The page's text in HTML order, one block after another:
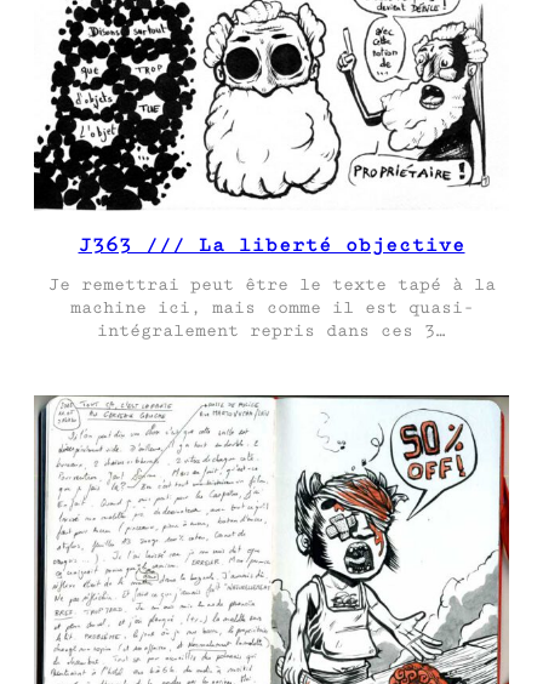
J363 /// La liberté objective
Je remettrai peut être le texte tapé à la
machine ici, mais comme il est quasi-
intégralement repris dans ces 3…